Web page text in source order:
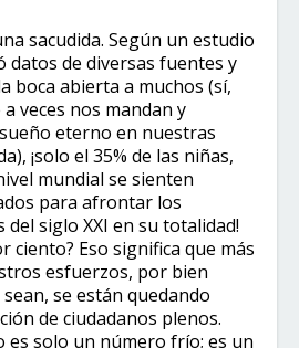
sacudida. Según un estudio
datos de diversas fuentes y
boca abierta a muchos (sí,
veces nos mandan y
eterno en nuestras
¡solo el 35% de las niñas,
mundial se sienten
para afrontar los
siglo XXI en su totalidad!
ciento? Eso significa que más
esfuerzos, por bien
se están quedando
de ciudadanos plenos.
es solo un número frío; es un